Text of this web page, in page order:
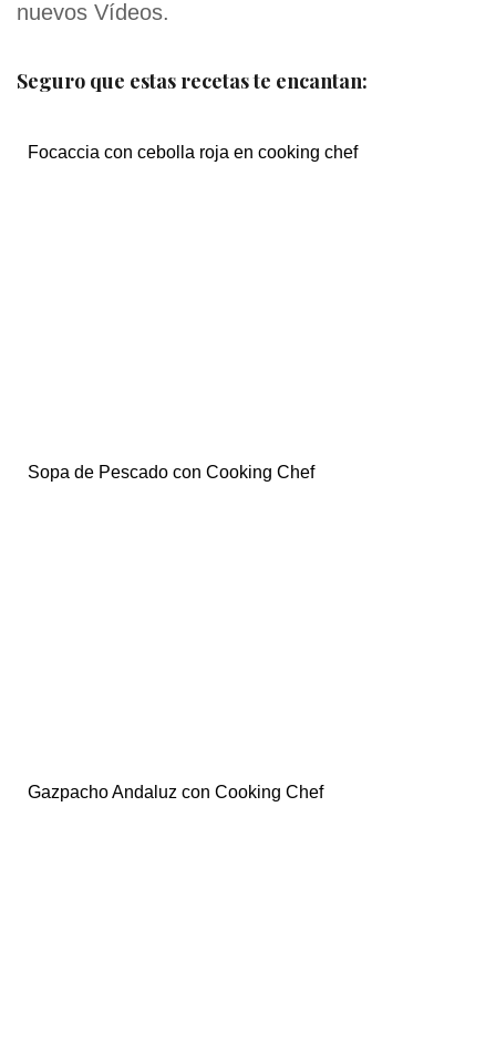
nuevos Vídeos.
Seguro que estas recetas te encantan:
Focaccia con cebolla roja en cooking chef
Sopa de Pescado con Cooking Chef
Gazpacho Andaluz con Cooking Chef